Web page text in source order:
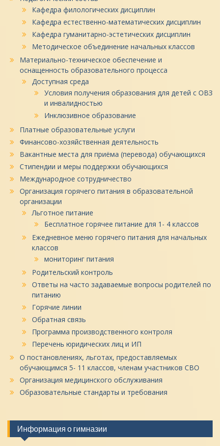
Кафедра филологических дисциплин
Кафедра естественно-математических дисциплин
Кафедра гуманитарно-эстетических дисциплин
Методическое объединение начальных классов
Материально-техническое обеспечение и
оснащенность образовательного процесса
Доступная среда
Условия получения образования для детей с ОВЗ
и инвалидностью
Инклюзивное образование
Платные образовательные услуги
Финансово-хозяйственная деятельность
Вакантные места для приёма (перевода) обучающихся
Стипендии и меры поддержки обучающихся
Международное сотрудничество
Организация горячего питания в образовательной
организации
Льготное питание
Бесплатное горячее питание для 1- 4 классов
Ежедневное меню горячего питания для начальных
классов
мониторинг питания
Родительский контроль
Ответы на часто задаваемые вопросы родителей по
питанию
Горячие линии
Обратная связь
Программа производственного контроля
Перечень юридических лиц и ИП
О постановлениях, льготах, предоставляемых
обучающимся 5- 11 классов, членам участников СВО
Организация медицинского обслуживания
Образовательные стандарты и требования
Информация о гимназии